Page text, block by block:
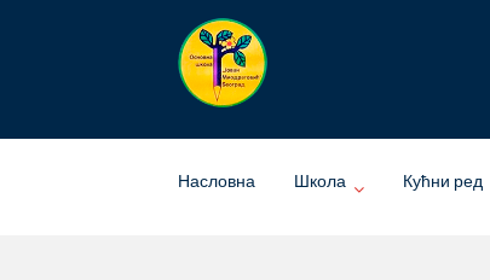
Насловна Школа Кућни ред